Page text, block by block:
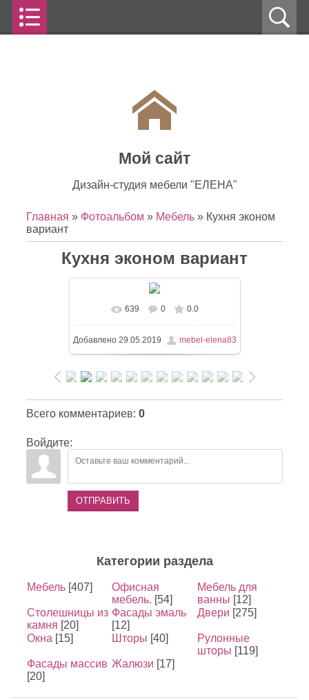
Мой сайт
Дизайн-студия мебели "ЕЛЕНА"
Главная » Фотоальбом » Мебель » Кухня эконом
вариант
Кухня эконом вариант
639 0 0.0
Добавлено29.05.2019 mebel-elena83
Всего комментариев: 0
Войдите:
ОТПРАВИТЬ
Категории раздела
Мебель [407]
Офисная
мебель. [54]
Мебель для
ванны [12]
Столешницы из
камня [20]
Фасады эмаль
[12]
Двери [275]
Окна [15] Шторы [40]
Рулонные
шторы [119]
Фасады массив
[20]
Жалюзи [17]